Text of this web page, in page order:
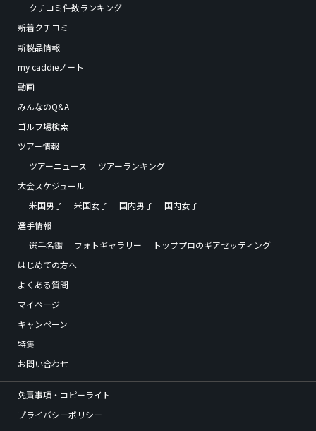
クチコミ件数ランキング
新着クチコミ
新製品情報
my caddieノート
動画
みんなのQ&A
ゴルフ場検索
ツアー情報
ツアーニュース
ツアーランキング
大会スケジュール
米国男子
米国女子 国内男子
国内女子
選手情報
選手名鑑
フォトギャラリー
トッププロのギアセッティング
はじめての方へ
よくある質問
マイページ
キャンペーン
特集
お問い合わせ
免責事項・コピーライト
プライバシーポリシー